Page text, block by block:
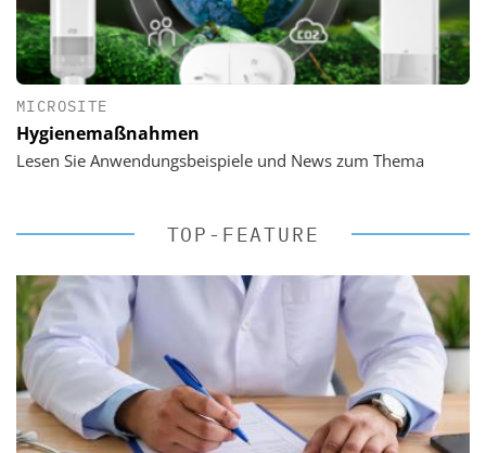
MICROSITE
Hygienemaßnahmen
Lesen Sie Anwendungsbeispiele und News zum Thema
TOP-FEATURE